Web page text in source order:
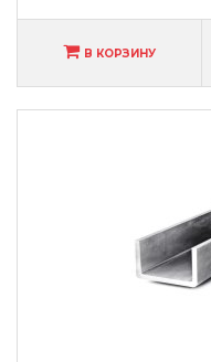
В КОРЗИНУ